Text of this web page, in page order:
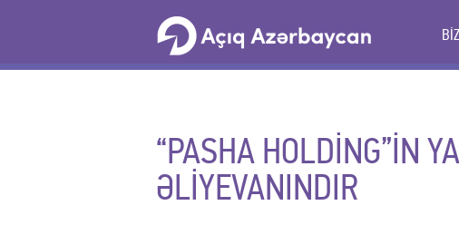
“PASHA HOLDİNG”İN
ƏLİYEVANINDIR